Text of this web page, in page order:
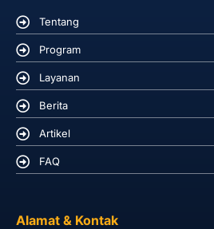
Tentang
Program
Layanan
Berita
Artikel
FAQ
Alamat & Kontak